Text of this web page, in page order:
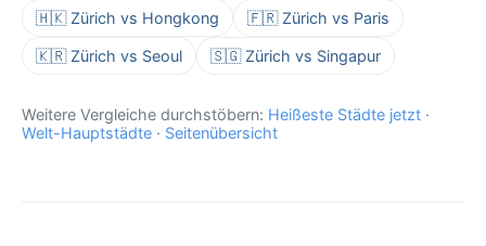
🇭🇰 Zürich vs Hongkong 🇫🇷 Zürich vs Paris
🇰🇷 Zürich vs Seoul 🇸🇬 Zürich vs Singapur
Weitere Vergleiche durchstöbern: Heißeste Städte jetzt ·
Welt-Hauptstädte · Seitenübersicht